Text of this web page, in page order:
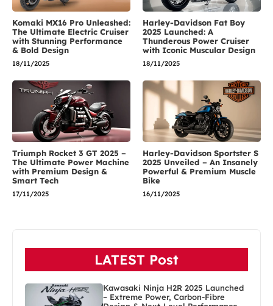
Komaki MX16 Pro Unleashed:
The Ultimate Electric Cruiser
with Stunning Performance
& Bold Design
18/11/2025
Harley-Davidson Fat Boy
2025 Launched: A
Thunderous Power Cruiser
with Iconic Muscular Design
18/11/2025
Triumph Rocket 3 GT 2025 –
The Ultimate Power Machine
with Premium Design &
Smart Tech
17/11/2025
Harley-Davidson Sportster S
2025 Unveiled – An Insanely
Powerful & Premium Muscle
Bike
16/11/2025
LATEST Post
Kawasaki Ninja H2R 2025 Launched
– Extreme Power, Carbon-Fibre